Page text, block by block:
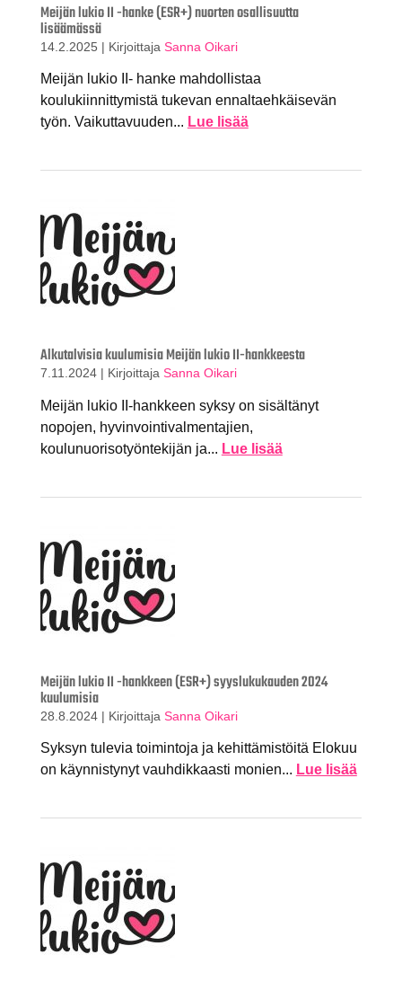
Meijän lukio II -hanke (ESR+) nuorten osallisuutta
lisäämässä
14.2.2025 | Kirjoittaja Sanna Oikari
Meijän lukio II- hanke mahdollistaa
koulukiinnittymistä tukevan ennaltaehkäisevän
työn. Vaikuttavuuden... Lue lisää
Alkutalvisia kuulumisia Meijän lukio II-hankkeesta
7.11.2024 | Kirjoittaja Sanna Oikari
Meijän lukio II-hankkeen syksy on sisältänyt
nopojen, hyvinvointivalmentajien,
koulunuorisotyöntekijän ja... Lue lisää
Meijän lukio II -hankkeen (ESR+) syyslukukauden 2024
kuulumisia
28.8.2024 | Kirjoittaja Sanna Oikari
Syksyn tulevia toimintoja ja kehittämistöitä Elokuu
on käynnistynyt vauhdikkaasti monien... Lue lisää